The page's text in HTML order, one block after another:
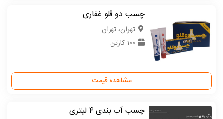
چسب دو قلو غفاری
تهران، تهران
100 کارتن
مشاهده قیمت
چسب آب بندی ٤ لیتری